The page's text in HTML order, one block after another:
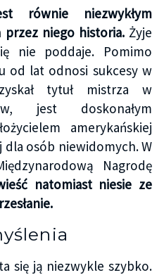
równie niezwykłym
przez niego historia.Żyje
nie poddaje. Pomimo
od lat odnosi sukcesy w
tytuł mistrza w
jest doskonałym
amerykańskiej
osób niewidomych. W
Nagrodę
natomiast niesie ze
się ją niezwykle szybko.